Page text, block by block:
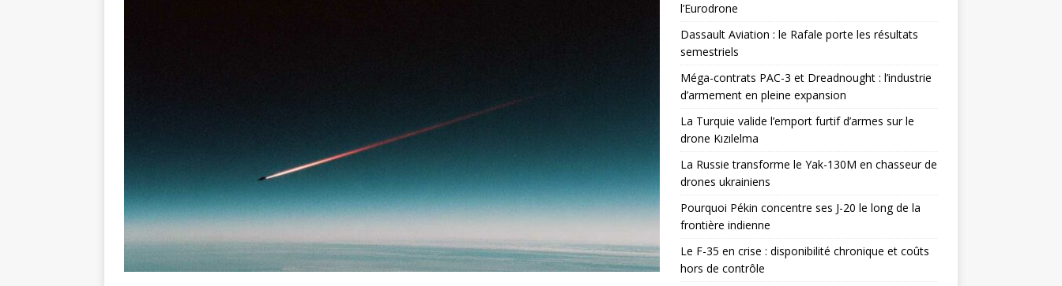
l’Eurodrone
Dassault Aviation : le Rafale porte les résultats
semestriels
Méga-contrats PAC-3 et Dreadnought : l’industrie
d’armement en pleine expansion
La Turquie valide l’emport furtif d’armes sur le
drone Kızılelma
La Russie transforme le Yak-130M en chasseur de
drones ukrainiens
Pourquoi Pékin concentre ses J-20 le long de la
frontière indienne
Le F-35 en crise : disponibilité chronique et coûts
hors de contrôle